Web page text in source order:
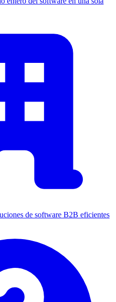
de software B2B eficientes